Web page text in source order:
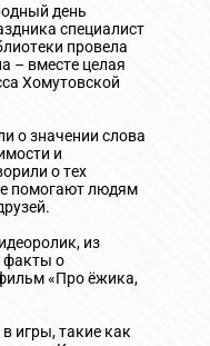
день
специалист
провела
– вместе целая
Хомутовской
о значении слова
и
о тех
помогают людям
из
факты о
«Про ёжика,
игры, такие как